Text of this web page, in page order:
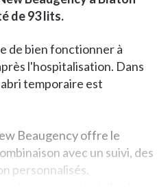
de 93 lits.
de bien fonctionner à
l'hospitalisation. Dans
temporaire est
Beaugency offre le
avec un suivi, des
personnalisés.